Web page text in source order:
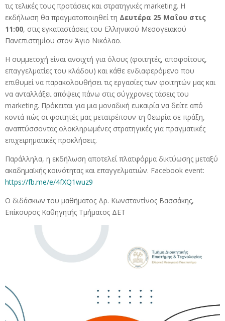
τις τελικές τους προτάσεις και στρατηγικές marketing. Η
εκδήλωση θα πραγματοποιηθεί τη Δευτέρα 25 Μαΐου στις
11:00, στις εγκαταστάσεις του Ελληνικού Μεσογειακού
Πανεπιστημίου στον Άγιο Νικόλαο.
Η συμμετοχή είναι ανοιχτή για όλους (φοιτητές, αποφοίτους,
επαγγελματίες του κλάδου) και κάθε ενδιαφερόμενο που
επιθυμεί να παρακολουθήσει τις εργασίες των φοιτητών μας και
να ανταλλάξει απόψεις πάνω στις σύγχρονες τάσεις του
marketing. Πρόκειται για μια μοναδική ευκαιρία να δείτε από
κοντά πώς οι φοιτητές μας μετατρέπουν τη θεωρία σε πράξη,
αναπτύσσοντας ολοκληρωμένες στρατηγικές για πραγματικές
επιχειρηματικές προκλήσεις.
Παράλληλα, η εκδήλωση αποτελεί πλατφόρμα δικτύωσης μεταξύ
ακαδημαϊκής κοινότητας και επαγγελματιών. Facebook event:
https://fb.me/e/4fXQ1wuz9
Ο διδάσκων του μαθήματος Δρ. Κωνσταντίνος Βασσάκης,
Επίκουρος Καθηγητής Τμήματος ΔΕΤ
Πρόγραμμα
Αναπαραγωγής